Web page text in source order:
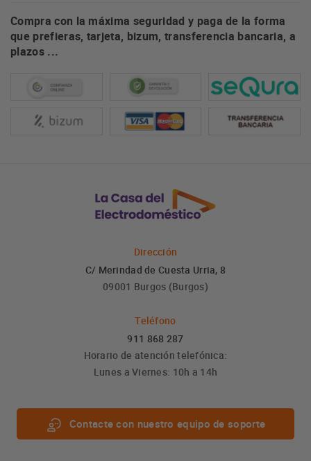
Compra con la máxima seguridad y paga de la forma
que prefieras, tarjeta, bizum, transferencia bancaria, a
plazos ...
Dirección
C/ Merindad de Cuesta Urria, 8
09001 Burgos (Burgos)
Teléfono
911 868 287
Horario de atención telefónica:
Lunes a Viernes: 10h a 14h
Contacte con nuestro equipo de soporte